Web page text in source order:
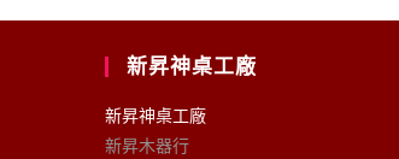
新昇神桌工廠
新昇神桌工廠
新昇木器行